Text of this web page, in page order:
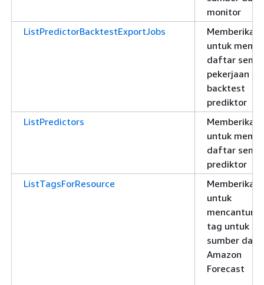
monitor
ListPredictorBacktestExportJobs
Memberikan
untuk
daftar
pekerjaan
backtest
prediktor
ListPredictors
Memberikan
untuk
daftar
prediktor
ListTagsForResource
Memberikan
untuk
tag untuk
sumber daya
Amazon
Forecast